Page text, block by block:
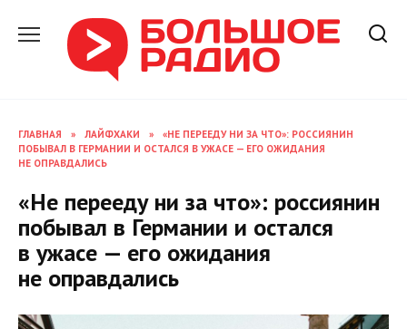
содержанию
ГЛАВНАЯ » ЛАЙФХАКИ »
«НЕ ПЕРЕЕДУ НИ ЗА ЧТО»: РОССИЯНИН
ПОБЫВАЛ В ГЕРМАНИИ И ОСТАЛСЯ В УЖАСЕ — ЕГО ОЖИДАНИЯ
НЕ ОПРАВДАЛИСЬ
«Не перееду ни за что»: россиянин
побывал в Германии и остался
в ужасе — его ожидания
не оправдались